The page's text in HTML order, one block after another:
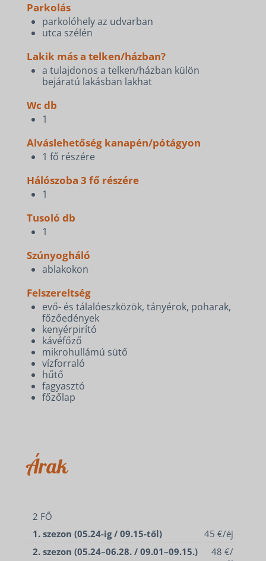
Parkolás
parkolóhely az udvarban
utca szélén
Lakik más a telken/házban?
a tulajdonos a telken/házban külön
bejáratú lakásban lakhat
Wc db
1
Alváslehetőség kanapén/pótágyon
1 fő részére
Hálószoba 3 fő részére
1
Tusoló db
1
Szúnyogháló
ablakokon
Felszereltség
evő- és tálalóeszközök, tányérok, poharak,
főzőedények
kenyérpirító
kávéfőző
mikrohullámú sütő
vízforraló
hűtő
fagyasztó
főzőlap
Árak
2 FŐ
1. szezon (05.24-ig / 09.15-től)
45 €/éj
2. szezon (05.24–06.28. / 09.01–09.15.)
48 €/